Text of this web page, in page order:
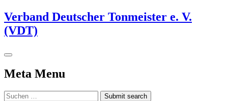
Verband Deutscher Tonmeister e. V.
(VDT)
Meta Menu
Submit search